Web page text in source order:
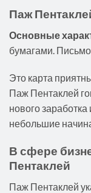
Паж
Основные
бумагами.
Это карта
Паж Пентаклей
нового
небольшие
В сфере
Пентаклей
Паж Пентаклей